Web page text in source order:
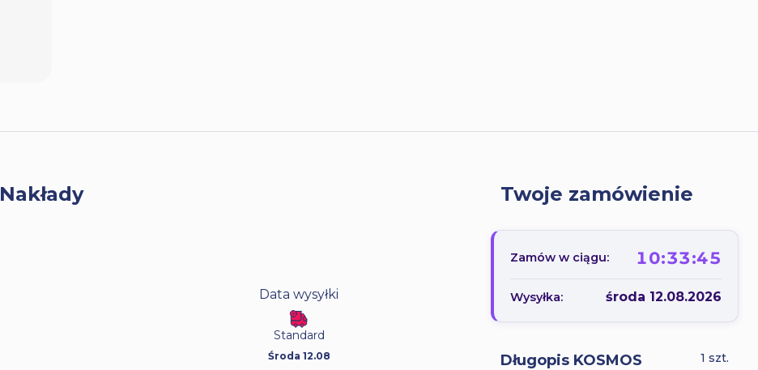
Nakłady
Data wysyłki
Standard
Środa 12.08
Twoje zamówienie
Zamów w ciągu: 10:33:43
Wysyłka: środa 12.08.2026
Długopis KOSMOS 1 szt.